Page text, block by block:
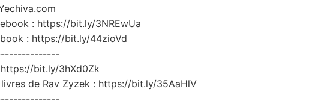
: https://bit.ly/3NREwUa
: https://bit.ly/44zioVd
bit.ly/3hXd0Zk
de Rav Zyzek : https://bit.ly/35AaHlV